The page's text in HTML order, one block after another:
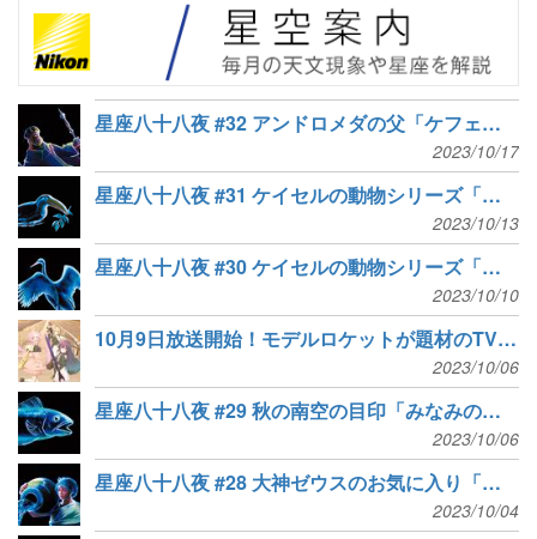
星座八十八夜 #32 アンドロメダの父「ケフェウス座」
2023/10/17
星座八十八夜 #31 ケイセルの動物シリーズ「きょしちょう座」
2023/10/13
星座八十八夜 #30 ケイセルの動物シリーズ「つる座」
2023/10/10
10月9日放送開始！モデルロケットが題材のTV アニメ『星屑テレパス』
2023/10/06
星座八十八夜 #29 秋の南空の目印「みなみのうお座」
2023/10/06
星座八十八夜 #28 大神ゼウスのお気に入り「みずがめ座」
2023/10/04